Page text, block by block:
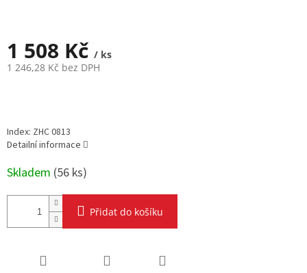
1 508 Kč / ks
1 246,28 Kč bez DPH
Index: ZHC 0813
Detailní informace
Skladem (56 ks)
Přidat do košíku